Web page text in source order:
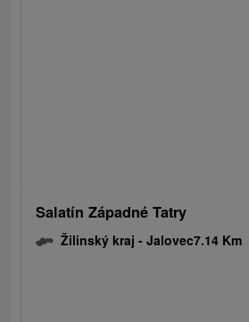
Salatín Západné Tatry
Žilinský kraj -Jalovec7.14 Km